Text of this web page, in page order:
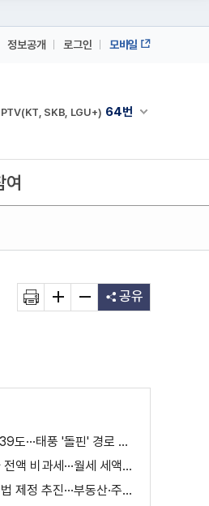
정보공개 로그인 모바일
채널안내 펼쳐
SKB, LGU+) 64번
IPTV(KT, SKB, LGU+)
여
공유
서울 낮 기온 39도···태풍 '돌핀' 경로 변수
ISA 국내투자 전액 비과세···월세 세액공제 확대
국가자산기본법 제정 추진···부동산·주식 등 통합 관리